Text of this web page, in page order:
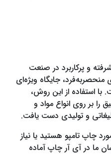
و پرکاربرد در صنعت
منحصربه‌فرد، جایگاه ویژه‌ای
استفاده از این روش،
بر روی انواع مواد و
و تولیدی دست یافت.
چاپ تامپو هستید یا نیاز
ما در آی آر چاپ آماده